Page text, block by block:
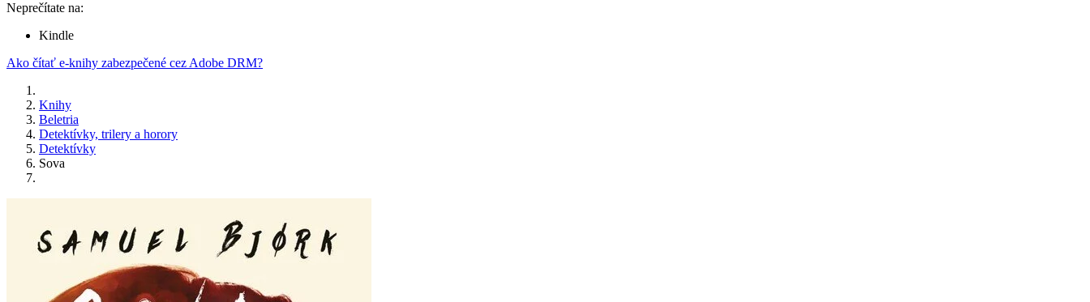
Neprečítate na:
Kindle
Ako čítať e-knihy zabezpečené cez Adobe DRM?
Knihy
Beletria
Detektívky, trilery a horory
Detektívky
Sova